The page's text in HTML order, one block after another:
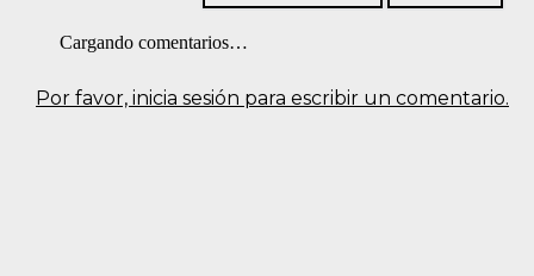
Por favor, inicia sesión para escribir un comentario.
Cargando comentarios…